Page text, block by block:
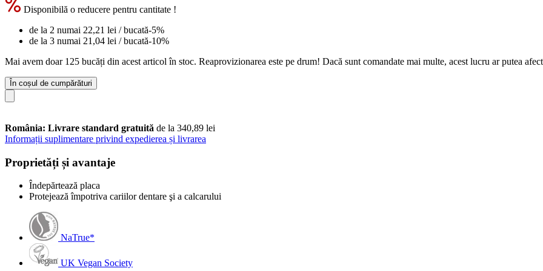
Disponibilă o reducere pentru cantitate !
de la 2 numai 22,21 lei / bucată-5%
de la 3 numai 21,04 lei / bucată-10%
Mai avem doar 125 bucăți din acest articol în stoc. Reaprovizionarea este pe drum! Dacă sunt comandate mai multe, acest lucru ar putea
În coșul de cumpărături
România: Livrare standard gratuită de la 340,89 lei
Informații suplimentare privind expedierea și livrarea
Proprietăți și avantaje
Îndepărtează placa
Protejează împotriva cariilor dentare şi a calcarului
NaTrue*
UK Vegan Society